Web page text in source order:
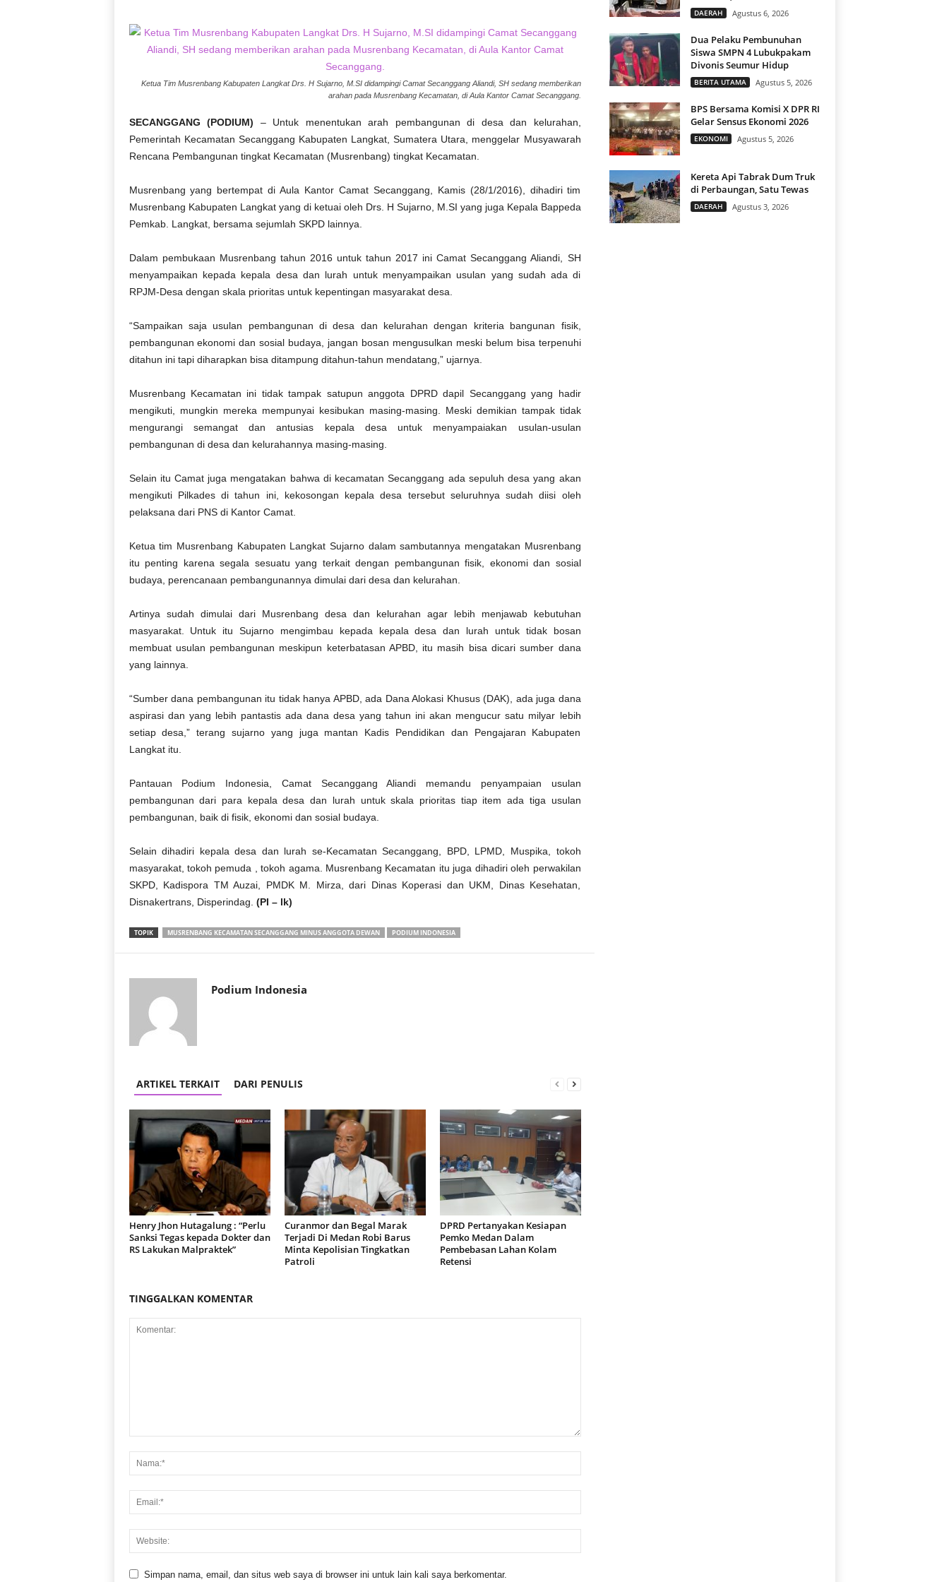
Ketua Tim Musrenbang Kabupaten Langkat Drs. H Sujarno, M.SI didampingi Camat Secanggang Aliandi, SH sedang memberikan
arahan pada Musrenbang Kecamatan, di Aula Kantor Camat Secanggang.
SECANGGANG (PODIUM) – Untuk menentukan arah pembangunan di desa dan kelurahan,
Pemerintah Kecamatan Secanggang Kabupaten Langkat, Sumatera Utara, menggelar Musyawarah
Rencana Pembangunan tingkat Kecamatan (Musrenbang) tingkat Kecamatan.
Musrenbang yang bertempat di Aula Kantor Camat Secanggang, Kamis (28/1/2016), dihadiri tim
Musrenbang Kabupaten Langkat yang di ketuai oleh Drs. H Sujarno, M.SI yang juga Kepala Bappeda
Pemkab. Langkat, bersama sejumlah SKPD lainnya.
Dalam pembukaan Musrenbang tahun 2016 untuk tahun 2017 ini Camat Secanggang Aliandi, SH
menyampaikan kepada kepala desa dan lurah untuk menyampaikan usulan yang sudah ada di
RPJM-Desa dengan skala prioritas untuk kepentingan masyarakat desa.
“Sampaikan saja usulan pembangunan di desa dan kelurahan dengan kriteria bangunan fisik,
pembangunan ekonomi dan sosial budaya, jangan bosan mengusulkan meski belum bisa terpenuhi
ditahun ini tapi diharapkan bisa ditampung ditahun-tahun mendatang,” ujarnya.
Musrenbang Kecamatan ini tidak tampak satupun anggota DPRD dapil Secanggang yang hadir
mengikuti, mungkin mereka mempunyai kesibukan masing-masing. Meski demikian tampak tidak
mengurangi semangat dan antusias kepala desa untuk menyampaiakan usulan-usulan
pembangunan di desa dan kelurahannya masing-masing.
Selain itu Camat juga mengatakan bahwa di kecamatan Secanggang ada sepuluh desa yang akan
mengikuti Pilkades di tahun ini, kekosongan kepala desa tersebut seluruhnya sudah diisi oleh
pelaksana dari PNS di Kantor Camat.
Ketua tim Musrenbang Kabupaten Langkat Sujarno dalam sambutannya mengatakan Musrenbang
itu penting karena segala sesuatu yang terkait dengan pembangunan fisik, ekonomi dan sosial
budaya, perencanaan pembangunannya dimulai dari desa dan kelurahan.
Artinya sudah dimulai dari Musrenbang desa dan kelurahan agar lebih menjawab kebutuhan
masyarakat. Untuk itu Sujarno mengimbau kepada kepala desa dan lurah untuk tidak bosan
membuat usulan pembangunan meskipun keterbatasan APBD, itu masih bisa dicari sumber dana
yang lainnya.
“Sumber dana pembangunan itu tidak hanya APBD, ada Dana Alokasi Khusus (DAK), ada juga dana
aspirasi dan yang lebih pantastis ada dana desa yang tahun ini akan mengucur satu milyar lebih
setiap desa,” terang sujarno yang juga mantan Kadis Pendidikan dan Pengajaran Kabupaten
Langkat itu.
Pantauan Podium Indonesia, Camat Secanggang Aliandi memandu penyampaian usulan
pembangunan dari para kepala desa dan lurah untuk skala prioritas tiap item ada tiga usulan
pembangunan, baik di fisik, ekonomi dan sosial budaya.
Selain dihadiri kepala desa dan lurah se-Kecamatan Secanggang, BPD, LPMD, Muspika, tokoh
masyarakat, tokoh pemuda , tokoh agama. Musrenbang Kecamatan itu juga dihadiri oleh perwakilan
SKPD, Kadispora TM Auzai, PMDK M. Mirza, dari Dinas Koperasi dan UKM, Dinas Kesehatan,
Disnakertrans, Disperindag. (PI – lk)
TOPIK MUSRENBANG KECAMATAN SECANGGANG MINUS ANGGOTA DEWAN PODIUM INDONESIA
Podium Indonesia
ARTIKEL TERKAIT DARI PENULIS
Henry Jhon Hutagalung : “Perlu
Sanksi Tegas kepada Dokter dan
RS Lakukan Malpraktek”
Curanmor dan Begal Marak
Terjadi Di Medan Robi Barus
Minta Kepolisian Tingkatkan
Patroli
DPRD Pertanyakan Kesiapan
Pemko Medan Dalam
Pembebasan Lahan Kolam
Retensi
TINGGALKAN KOMENTAR
Simpan nama, email, dan situs web saya di browser ini untuk lain kali saya berkomentar.
DAERAH Agustus 6, 2026
Dua Pelaku Pembunuhan
Siswa SMPN 4 Lubukpakam
Divonis Seumur Hidup
BERITA UTAMA Agustus 5, 2026
BPS Bersama Komisi X DPR RI
Gelar Sensus Ekonomi 2026
EKONOMI Agustus 5, 2026
Kereta Api Tabrak Dum Truk
di Perbaungan, Satu Tewas
DAERAH Agustus 3, 2026